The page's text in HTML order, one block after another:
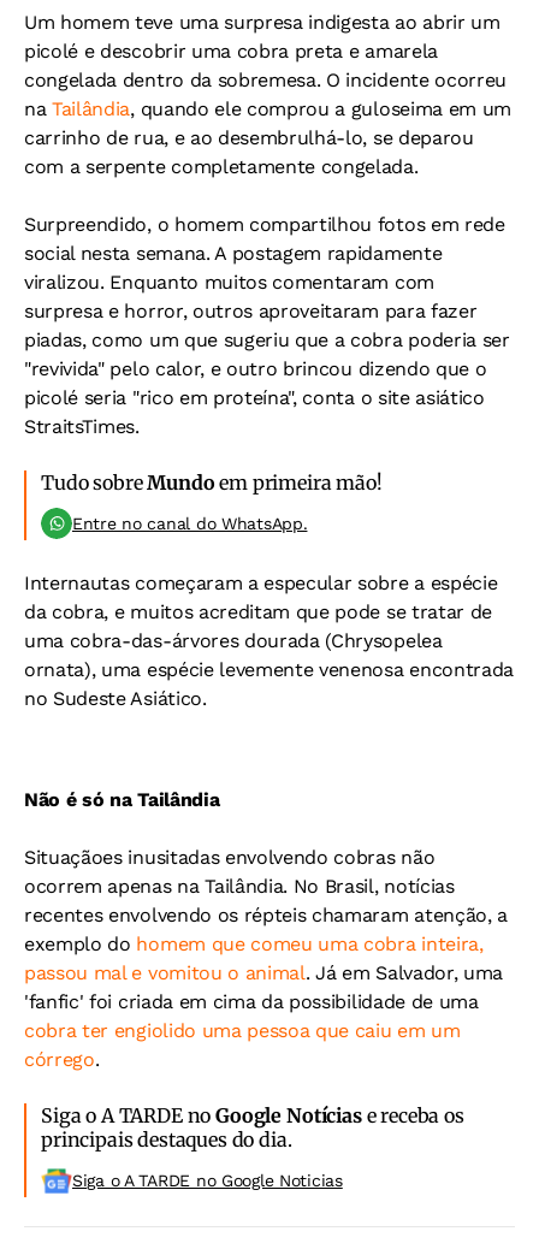
Um homem teve uma surpresa indigesta ao abrir um
picolé e descobrir uma cobra preta e amarela
congelada dentro da sobremesa. O incidente ocorreu
naTailândia, quando ele comprou a guloseima em um
carrinho de rua, e ao desembrulhá-lo, se deparou
com a serpente completamente congelada.
Surpreendido, o homem compartilhou fotos em rede
social nesta semana. A postagem rapidamente
viralizou. Enquanto muitos comentaram com
surpresa e horror, outros aproveitaram para fazer
piadas, como um que sugeriu que a cobra poderia ser
"revivida" pelo calor, e outro brincou dizendo que o
picolé seria "rico em proteína", conta o site asiático
StraitsTimes.
Tudo sobreMundo em primeira mão!
Entre no canal do WhatsApp.
Internautas começaram a especular sobre a espécie
da cobra, e muitos acreditam que pode se tratar de
uma cobra-das-árvores dourada (Chrysopelea
ornata), uma espécie levemente venenosa encontrada
no Sudeste Asiático.
Não é só na Tailândia
Situaçãoes inusitadas envolvendo cobras não
ocorrem apenas na Tailândia. No Brasil, notícias
recentes envolvendo os répteis chamaram atenção, a
exemplo do homem que comeu uma cobra inteira,
passou mal e vomitou o animal. Já em Salvador, uma
'fanfic' foi criada em cima da possibilidade de uma
cobra ter engiolido uma pessoa que caiu em um
córrego.
Siga o A TARDE noGoogle Notíciase receba os
principais destaques do dia.
Siga o A TARDE no Google Noticias